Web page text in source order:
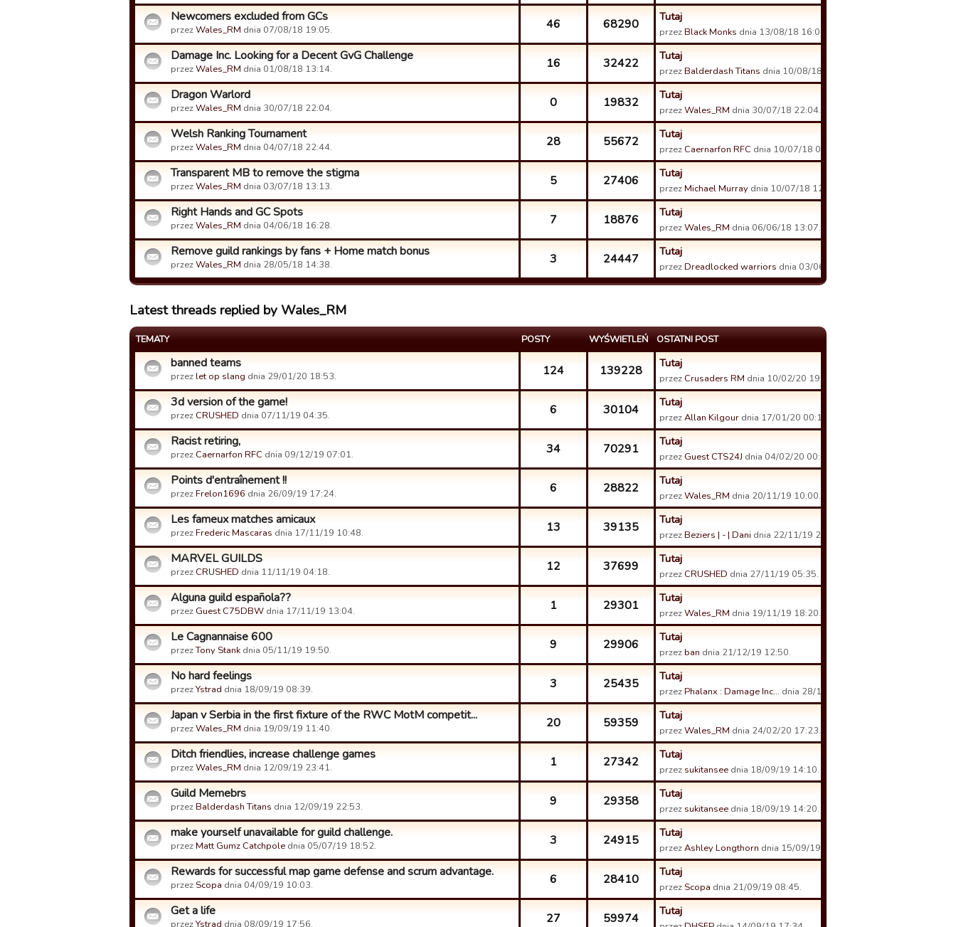
Newcomers excluded from GCs
przezWales_RM dnia 07/08/18 19:05. 46 68290 Tutaj
przezBlack Monks dnia 13/08/18 16:04.
Damage Inc. Looking for a Decent GvG Challenge
przezWales_RM dnia 01/08/18 13:14. 16 32422 Tutaj
przezBalderdash Titans dnia 10/08/18 19:04.
Dragon Warlord
przezWales_RM dnia 30/07/18 22:04. 0 19832 Tutaj
przezWales_RM dnia 30/07/18 22:04.
Welsh Ranking Tournament
przezWales_RM dnia 04/07/18 22:44. 28 55672 Tutaj
przez Caernarfon RFC dnia 10/07/18 00:00.
Transparent MB to remove the stigma
przezWales_RM dnia 03/07/18 13:13. 5 27406 Tutaj
przezMichael Murray dnia 10/07/18 12:32.
Right Hands and GC Spots
przezWales_RM dnia 04/06/18 16:28. 7 18876 Tutaj
przezWales_RM dnia 06/06/18 13:07.
Remove guild rankings by fans + Home match bonus
przezWales_RM dnia 28/05/18 14:38. 3 24447 Tutaj
przezDreadlocked warriors dnia 03/06/18 11:50.
Latest threads replied by Wales_RM
TEMATY POSTY WYŚWIETLEŃ OSTATNI POST
banned teams
przezlet op slang dnia 29/01/20 18:53. 124 139228 Tutaj
przez Crusaders RM dnia 10/02/20 19:20.
3d version of the game!
przez CRUSHED dnia 07/11/19 04:35. 6 30104 Tutaj
przezAllan Kilgour dnia 17/01/20 00:16.
Racist retiring,
przez Caernarfon RFC dnia 09/12/19 07:01. 34 70291 Tutaj
przez Guest CTS24J dnia 04/02/20 00:11.
Points d'entraînement !!
przezFrelon1696 dnia 26/09/19 17:24. 6 28822 Tutaj
przezWales_RM dnia 20/11/19 10:00.
Les fameux matches amicaux
przezFrederic Mascaras dnia 17/11/19 10:48. 13 39135 Tutaj
przezBeziers | - | Dani dnia 22/11/19 22:59.
MARVEL GUILDS
przez CRUSHED dnia 11/11/19 04:18. 12 37699 Tutaj
przez CRUSHED dnia 27/11/19 05:35.
Alguna guild española??
przez Guest C75DBW dnia 17/11/19 13:04. 1 29301 Tutaj
przezWales_RM dnia 19/11/19 18:20.
Le Cagnannaise 600
przezTony Stank dnia 05/11/19 19:50. 9 29906 Tutaj
przezban dnia 21/12/19 12:50.
No hard feelings
przezYstrad dnia 18/09/19 08:39. 3 25435 Tutaj
przezPhalanx : Damage Inc… dnia 28/10/19 12:31.
Japan v Serbia in the first fixture of the RWC MotM competit...
przezWales_RM dnia 19/09/19 11:40. 20 59359 Tutaj
przezWales_RM dnia 24/02/20 17:23.
Ditch friendlies, increase challenge games
przezWales_RM dnia 12/09/19 23:41. 1 27342 Tutaj
przez sukitansee dnia 18/09/19 14:10.
Guild Memebrs
przezBalderdash Titans dnia 12/09/19 22:53. 9 29358 Tutaj
przez sukitansee dnia 18/09/19 14:20.
make yourself unavailable for guild challenge.
przezMatt Gumz Catchpole dnia 05/07/19 18:52. 3 24915 Tutaj
przezAshley Longthorn dnia 15/09/19 16:19.
Rewards for successful map game defense and scrum advantage.
przez Scopa dnia 04/09/19 10:03. 6 28410 Tutaj
przez Scopa dnia 21/09/19 08:45.
Get a life
przezYstrad dnia 08/09/19 17:56. 27 59974 Tutaj